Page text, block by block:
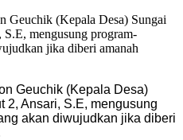
Geuchik (Kepala Desa)
2, Ansari, S.E, mengusung
akan diwujudkan jika diberi